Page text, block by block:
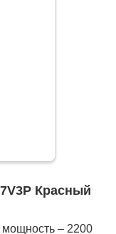
Красный
– 2200